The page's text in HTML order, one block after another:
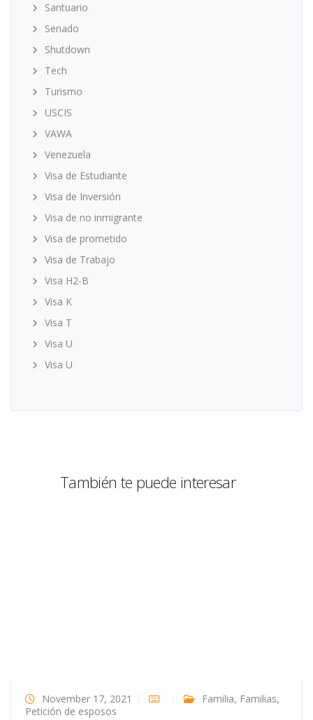
Santuario
Senado
Shutdown
Tech
Turismo
USCIS
VAWA
Venezuela
Visa de Estudiante
Visa de Inversión
Visa de no inmigrante
Visa de prometido
Visa de Trabajo
Visa H2-B
Visa K
Visa T
Visa U
Visa U
También te puede interesar
November 17, 2021 Familia, Familias,
Petición de esposos